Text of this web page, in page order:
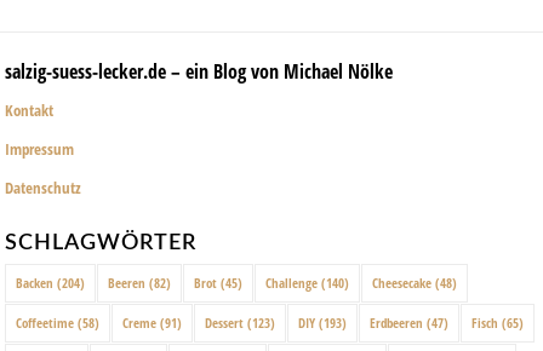
salzig-suess-lecker.de – ein Blog von Michael Nölke
Kontakt
Impressum
Datenschutz
SCHLAGWÖRTER
Backen (204) Beeren (82) Brot (45) Challenge (140) Cheesecake (48)
Coffeetime (58) Creme (91) Dessert (123) DIY (193) Erdbeeren (47) Fisch (65)